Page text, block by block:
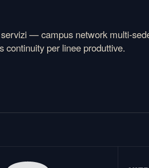
— campus network multi-
continuity per linee produttive.